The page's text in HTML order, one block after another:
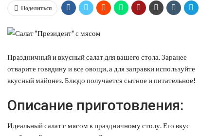
Поделиться
Праздничный и вкусный салат для вашего стола. Заранее
отварите говядину и все овощи, а для заправки используйте
вкусный майонез. Блюдо получается сытное и питательное!
Описание приготовления:
Идеальный салат с мясом к праздничному столу. Его вкус